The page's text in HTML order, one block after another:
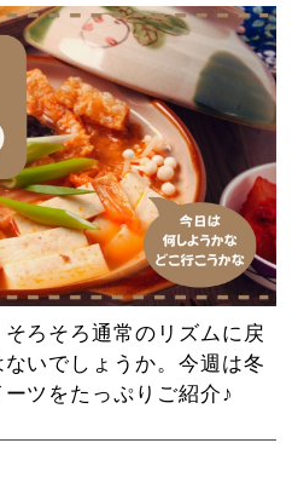
ろそろ通常のリズムに戻
いでしょうか。今週は冬
ツをたっぷりご紹介♪